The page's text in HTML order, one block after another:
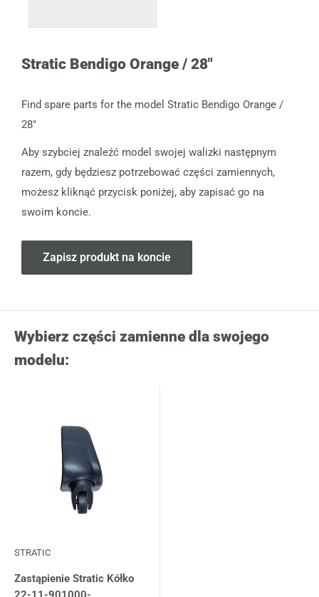
Stratic Bendigo Orange / 28"
Find spare parts for the model Stratic Bendigo Orange /
28"
Aby szybciej znaleźć model swojej walizki następnym
razem, gdy będziesz potrzebować części zamiennych,
możesz kliknąć przycisk poniżej, aby zapisać go na
swoim koncie.
Zapisz produkt na koncie
Wybierz części zamienne dla swojego
modelu:
STRATIC
Zastąpienie Stratic Kółko